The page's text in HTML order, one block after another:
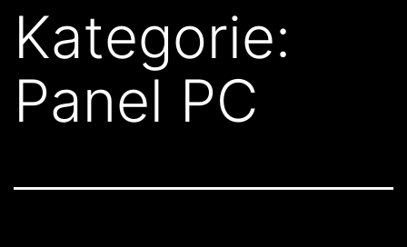
Kategorie:
Panel PC